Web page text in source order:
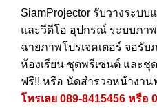
SiamProjector รับวางระบบ
และวีดีโอ อุปกรณ์ ระบบภาพ
ฉายภาพโปรเจคเตอร์ จอรับ
ห้องเรียน ชุดพรีเซนต์ และ
ฟรี!! หรือ นัดสำรวจหน้างาน
โทรเลย 089-8415456 หรือ